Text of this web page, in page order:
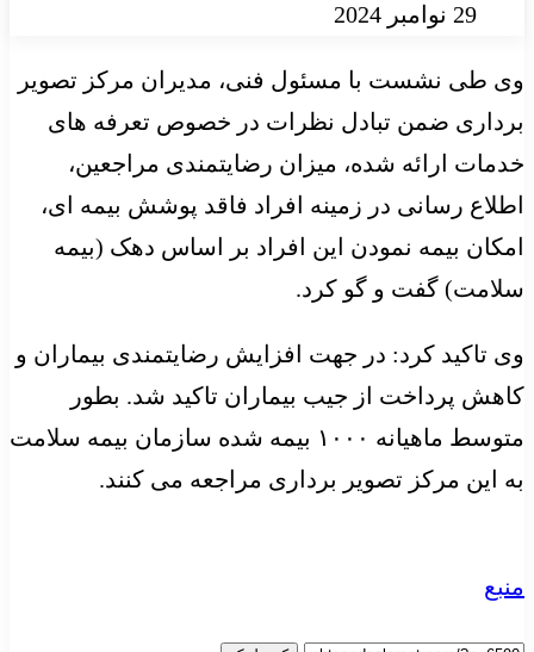
29 نوامبر 2024
وی طی نشست با مسئول فنی، مدیران مرکز تصویر
برداری ضمن تبادل نظرات در خصوص تعرفه های
خدمات ارائه شده، میزان رضایتمندی مراجعین،
اطلاع رسانی در زمینه افراد فاقد پوشش بیمه ای،
امکان بیمه نمودن این افراد بر اساس دهک (بیمه
سلامت) گفت و گو کرد.
وی تاکید کرد: در جهت افزایش رضایتمندی بیماران و
کاهش پرداخت از جیب بیماران تاکید شد. بطور
متوسط ماهیانه ۱۰۰۰ بیمه شده سازمان بیمه سلامت
به این مرکز تصویر برداری مراجعه می کنند.
منبع